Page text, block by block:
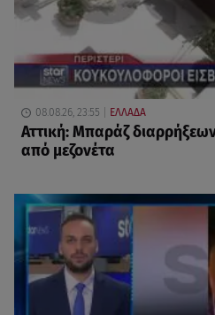
08.08.26, 23:55 ΕΛΛΑΔΑ
Αττική: Μπαράζ
από μεζονέτα